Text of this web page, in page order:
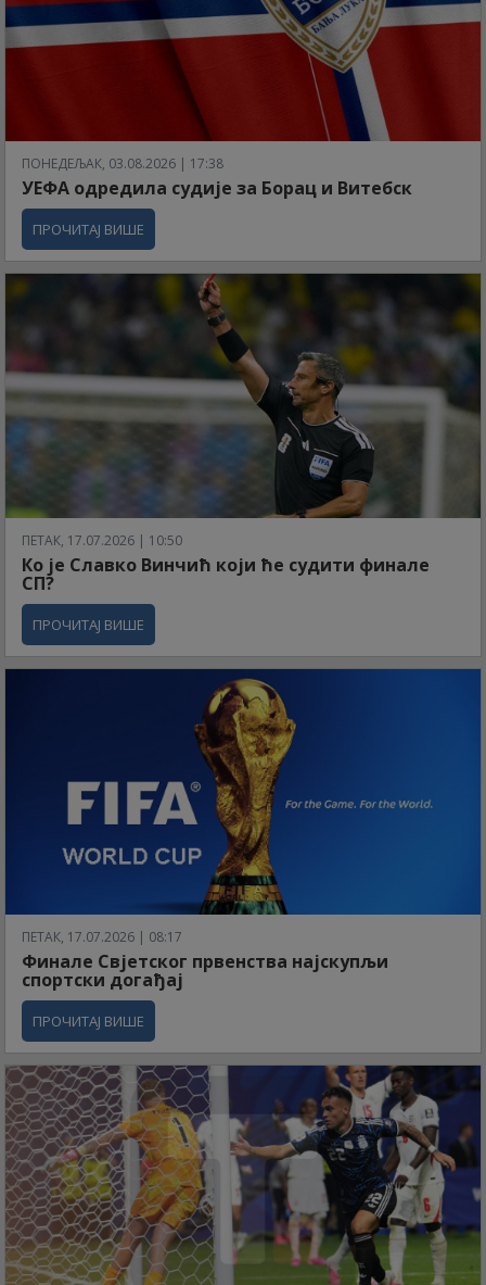
ПОНЕДЕЉАК, 03.08.2026 | 17:38
УЕФА одредила судије за Борац и Витебск
ПРОЧИТАЈ ВИШЕ
ПЕТАК, 17.07.2026 | 10:50
Ко је Славко Винчић који ће судити финале
СП?
ПРОЧИТАЈ ВИШЕ
ПЕТАК, 17.07.2026 | 08:17
Финале Свјетског првенства најскупљи
спортски догађај
ПРОЧИТАЈ ВИШЕ